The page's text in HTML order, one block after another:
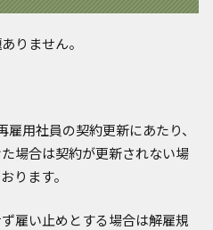
りません。
用社員の契約更新にあたり、
場合は契約が更新されない場
ります。
雇い止めとする場合は解雇規